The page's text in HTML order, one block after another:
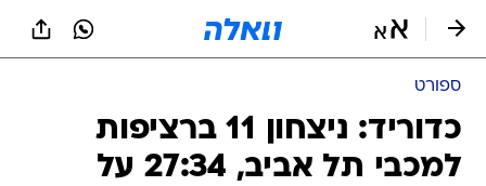
ספורט
כדוריד: ניצחון 11 ברציפות
למכבי תל אביב, 27:34 על